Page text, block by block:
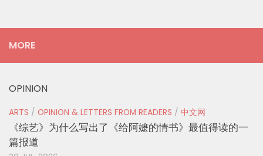
MORE
OPINION
ARTS / OPINION & LETTERS FROM READERS / 中文网
《综艺》为什么写出了《给阿嬷的情书》最值得读的一
篇报道